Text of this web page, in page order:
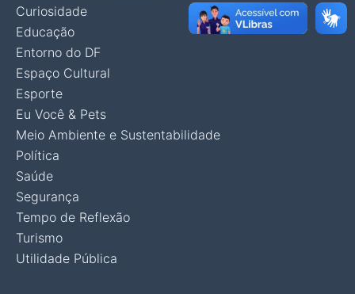
Curiosidade
Educação
Entorno do DF
Espaço Cultural
Esporte
Eu Você & Pets
Meio Ambiente e Sustentabilidade
Política
Saúde
Segurança
Tempo de Reflexão
Turismo
Utilidade Pública